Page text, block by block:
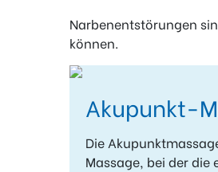
Narbenentstörungen
können.
Akupunkt-
Die
Massage, bei der die